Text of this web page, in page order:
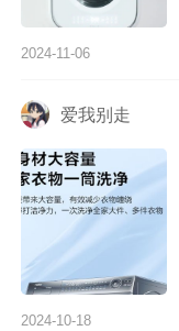
2024-11-06
爱我别走
2024-10-18